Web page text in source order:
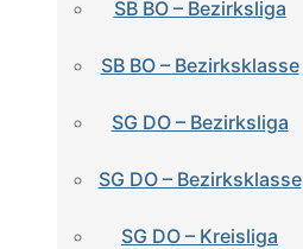
SB BO – Bezirksliga
SB BO – Bezirksklasse
SG DO – Bezirksliga
SG DO – Bezirksklasse
SG DO – Kreisliga